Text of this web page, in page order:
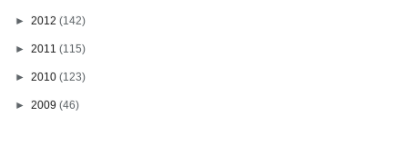
► 2012 (142)
► 2011 (115)
► 2010 (123)
► 2009 (46)